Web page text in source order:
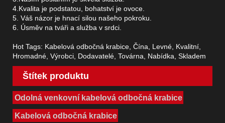
4.Kvalita je podstatou, bohatství je ovoce.
5. Váš názor je hnací silou našeho pokroku.
6. Úsměv na tváři a služba v srdci.
Hot Tags: Kabelová odbočná krabice, Čína, Levné, Kvalitní,
Hromadné, Výrobci, Dodavatelé, Továrna, Nabídka, Skladem
Štítek produktu
Odolná venkovní kabelová odbočná krabice
Kabelová odbočná krabice